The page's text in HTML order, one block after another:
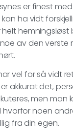
er finest
ha vidt
hemningsløst
av den verste
vel for så vidt
akkurat det,
men
noen
fra din egen.